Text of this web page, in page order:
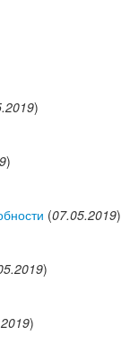
)
)
(07.05.2019)
)
)